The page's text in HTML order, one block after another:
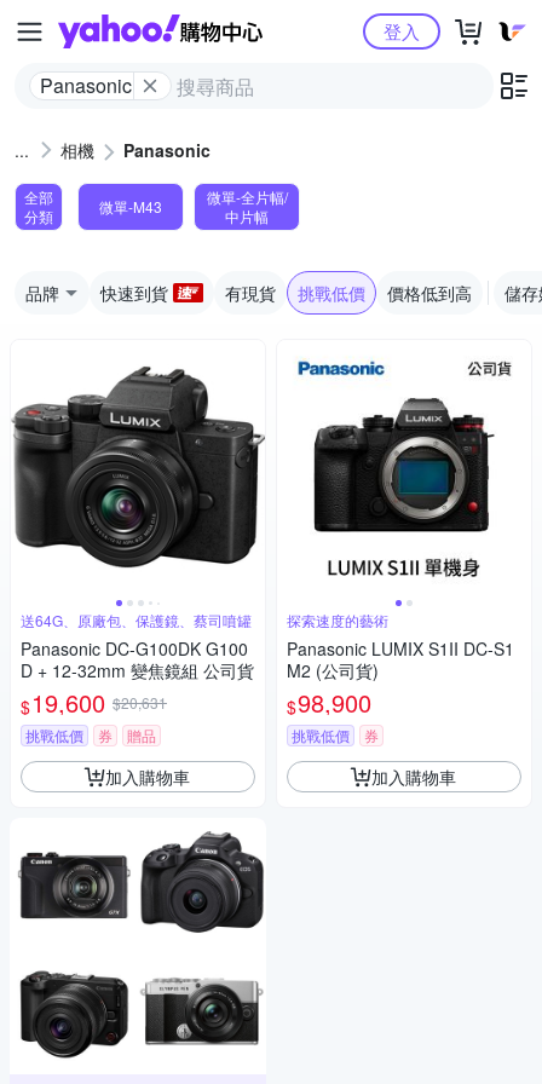
Yahoo購物中心
Panasonic
登入
相機 Panasonic
全部
分類
微單-M43
微單-全片幅/
中片幅
品牌 快速到貨 有現貨 挑戰低價 價格低到高 儲
送64G、原廠包、保護鏡、蔡司噴罐
Panasonic DC-G100DK G100
D + 12-32mm 變焦鏡組 公司貨
$19,600 $20,631
挑戰低價
券 贈品
加入購物車
探索速度的藝術
Panasonic LUMIX S1II DC-S1
M2 (公司貨)
$98,900
挑戰低價 券
加入購物車